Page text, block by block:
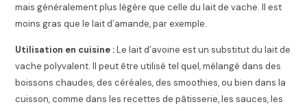
mais généralement plus légère que celle du lait de vache. Il est
moins gras que le lait d’amande, par exemple.
Utilisation en cuisine :Le lait d’avoine est un substitut du lait de
vache polyvalent. Il peut être utilisé tel quel, mélangé dans des
boissons chaudes, des céréales, des smoothies, ou bien dans la
cuisson, comme dans les recettes de pâtisserie, les sauces, les